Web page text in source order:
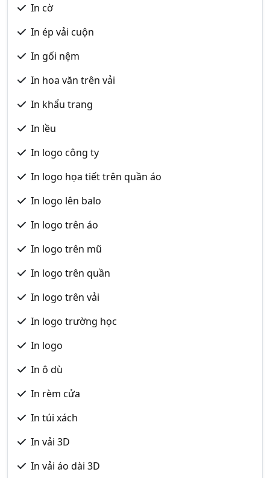
In cờ
In ép vải cuộn
In gối nệm
In hoa văn trên vải
In khẩu trang
In lều
In logo công ty
In logo họa tiết trên quần áo
In logo lên balo
In logo trên áo
In logo trên mũ
In logo trên quần
In logo trên vải
In logo trường học
In logo
In ô dù
In rèm cửa
In túi xách
In vải 3D
In vải áo dài 3D